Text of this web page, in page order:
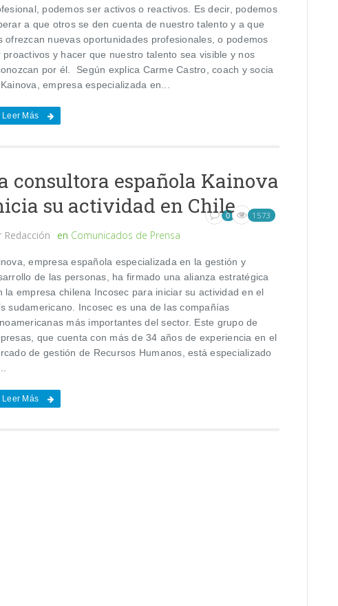
podemos ser activos o reactivos. Es decir, podemos
a que otros se den cuenta de nuestro talento y a que
ofrezcan nuevas oportunidades profesionales, o podemos
proactivos y hacer que nuestro talento sea visible y nos
por él. Según explica Carme Castro, coach y socia
empresa especializada en...
Leer Más
consultora española Kainova
su actividad en Chile
Redacción en Comunicados de Prensa
0 1573
empresa española especializada en la gestión y
de las personas, ha firmado una alianza estratégica
la empresa chilena Incosec para iniciar su actividad en el
sudamericano. Incosec es una de las compañías
más importantes del sector. Este grupo de
que cuenta con más de 34 años de experiencia en el
de gestión de Recursos Humanos, está especializado
Leer Más